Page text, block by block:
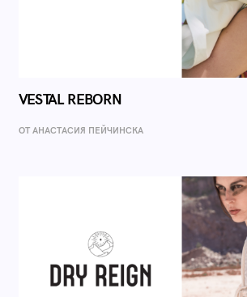
VESTAL REBORN
ОТ AНАСТАСИЯ ПЕЙЧИНСКА